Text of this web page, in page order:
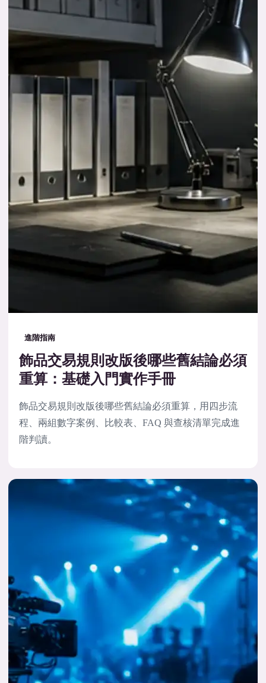
進階指南
飾品交易規則改版後哪些舊結論必須
重算：基礎入門實作手冊
飾品交易規則改版後哪些舊結論必須重算，用四步流
程、兩組數字案例、比較表、FAQ 與查核清單完成進
階判讀。